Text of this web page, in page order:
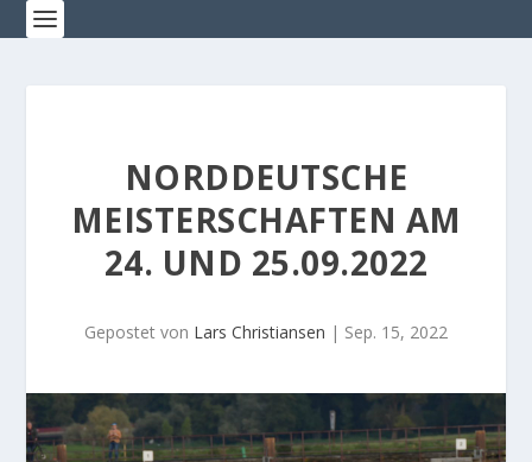
NORDDEUTSCHE
MEISTERSCHAFTEN AM
24. UND 25.09.2022
Gepostet von Lars Christiansen | Sep. 15, 2022